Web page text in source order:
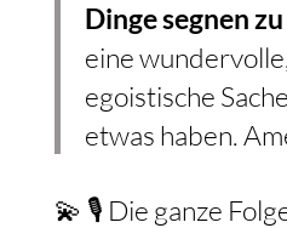
Dinge segnen zu
eine
egoistische
etwas haben.
💫 🎙️ Die ganze